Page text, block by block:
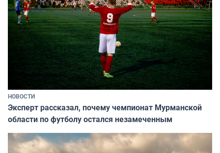
НОВОСТИ
Эксперт рассказал, почему чемпионат Мурманской
области по футболу остался незамеченным